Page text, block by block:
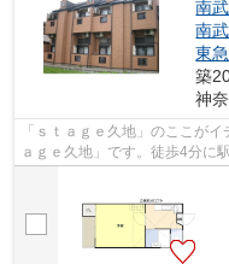
南
南
東
築
神
「ｓｔａｇｅ久地」のここが
ａｇｅ久地」です。徒歩4分に
です。南武線久地周辺の賃貸情